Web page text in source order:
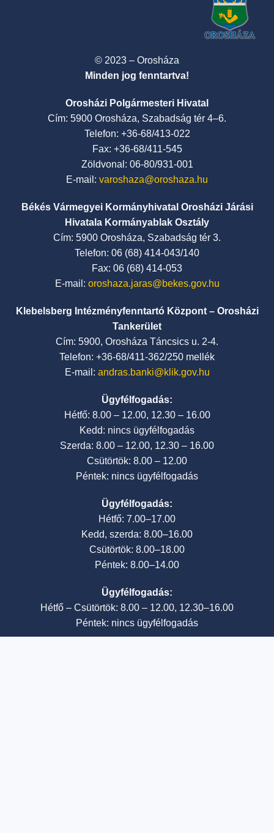
© 2023 – Orosháza
Minden jog fenntartva!
Orosházi Polgármesteri Hivatal
Cím: 5900 Orosháza, Szabadság tér 4–6.
Telefon: +36-68/413-022
Fax: +36-68/411-545
Zöldvonal: 06-80/931-001
E-mail: varoshaza@oroshaza.hu
Békés Vármegyei Kormányhivatal Orosházi Járási
Hivatala Kormányablak Osztály
Cím: 5900 Orosháza, Szabadság tér 3.
Telefon: 06 (68) 414-043/140
Fax: 06 (68) 414-053
E-mail: oroshaza.jaras@bekes.gov.hu
Klebelsberg Intézményfenntartó Központ – Orosházi
Tankerület
Cím: 5900, Orosháza Táncsics u. 2-4.
Telefon: +36-68/411-362/250 mellék
E-mail: andras.banki@klik.gov.hu
Ügyfélfogadás:
Hétfő: 8.00 – 12.00, 12.30 – 16.00
Kedd: nincs ügyfélfogadás
Szerda: 8.00 – 12.00, 12.30 – 16.00
Csütörtök: 8.00 – 12.00
Péntek: nincs ügyfélfogadás
Ügyfélfogadás:
Hétfő: 7.00–17.00
Kedd, szerda: 8.00–16.00
Csütörtök: 8.00–18.00
Péntek: 8.00–14.00
Ügyfélfogadás:
Hétfő – Csütörtök: 8.00 – 12.00, 12.30–16.00
Péntek: nincs ügyfélfogadás